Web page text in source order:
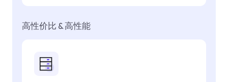
高性价比 & 高性能